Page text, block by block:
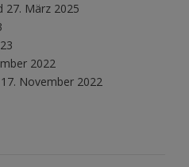
27. März 2025
2022
17. November 2022